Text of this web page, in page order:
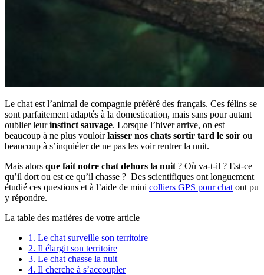
Le chat est l’animal de compagnie préféré des français. Ces félins se
sont parfaitement adaptés à la domestication, mais sans pour autant
oublier leurinstinct sauvage. Lorsque l’hiver arrive, on est
beaucoup à ne plus vouloirlaisser nos chats sortir tard le soir ou
beaucoup à s’inquiéter de ne pas les voir rentrer la nuit.
Mais alors que fait notre chat dehors la nuit ? Où va-t-il ? Est-ce
qu’il dort ou est ce qu’il chasse ? Des scientifiques ont longuement
étudié ces questions et à l’aide de mini colliers GPS pour chat ont pu
y répondre.
La table des matières de votre article
1. Le chat surveille son territoire
2. Il élargit son territoire
3. Le chat chasse la nuit
4. Il cherche à s’accoupler